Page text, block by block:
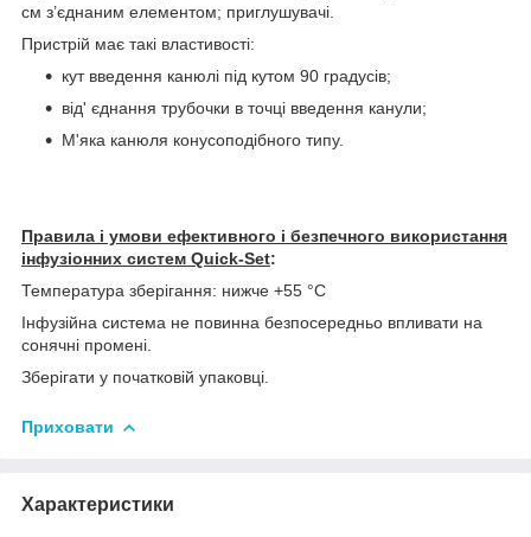
см з’єднаним елементом; приглушувачі.
Пристрій має такі властивості:
кут введення канюлі під кутом 90 градусів;
від' єднання трубочки в точці введення канули;
М'яка канюля конусоподібного типу.
Правила і умови ефективного і безпечного використання
інфузіонних систем Quick-Set:
Температура зберігання: нижче +55 °С
Інфузійна система не повинна безпосередньо впливати на
сонячні промені.
Зберігати у початковій упаковці.
Приховати
Характеристики